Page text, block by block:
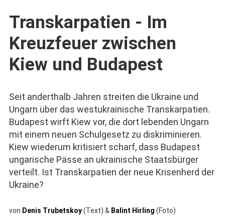
Transkarpatien - Im
Kreuzfeuer zwischen
Kiew und Budapest
Seit anderthalb Jahren streiten die Ukraine und
Ungarn über das westukrainische Transkarpatien.
Budapest wirft Kiew vor, die dort lebenden Ungarn
mit einem neuen Schulgesetz zu diskriminieren.
Kiew wiederum kritisiert scharf, dass Budapest
ungarische Pässe an ukrainische Staatsbürger
verteilt. Ist Transkarpatien der neue Krisenherd der
Ukraine?
von Denis Trubetskoy(Text) & Balint Hirling (Foto)